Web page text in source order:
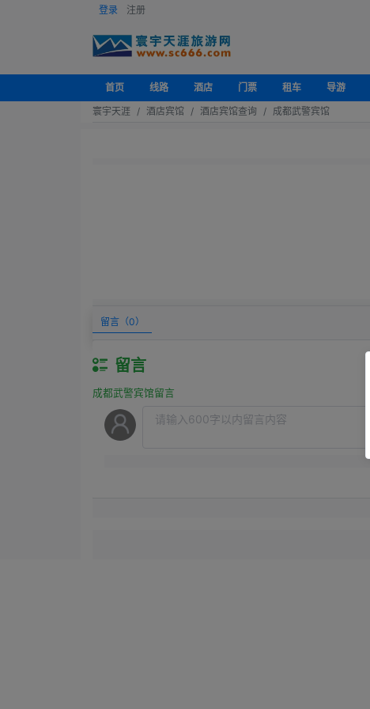
登录 注册
首页 线路 酒店 门票 租车 导游
寰宇天涯
酒店宾馆 酒店宾馆查询 成都武警宾馆
留言（0）
留言
成都武警宾馆留言